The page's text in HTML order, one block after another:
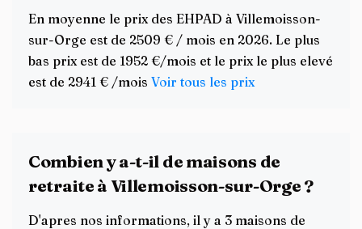
En moyenne le prix des EHPAD à Villemoisson-
sur-Orge est de 2509 € / mois en 2026. Le plus
bas prix est de 1952 €/mois et le prix le plus elevé
est de 2941 € /mois Voir tous les prix
Combien y a-t-il de maisons de
retraite à Villemoisson-sur-Orge ?
D'apres nos informations, il y a 3 maisons de